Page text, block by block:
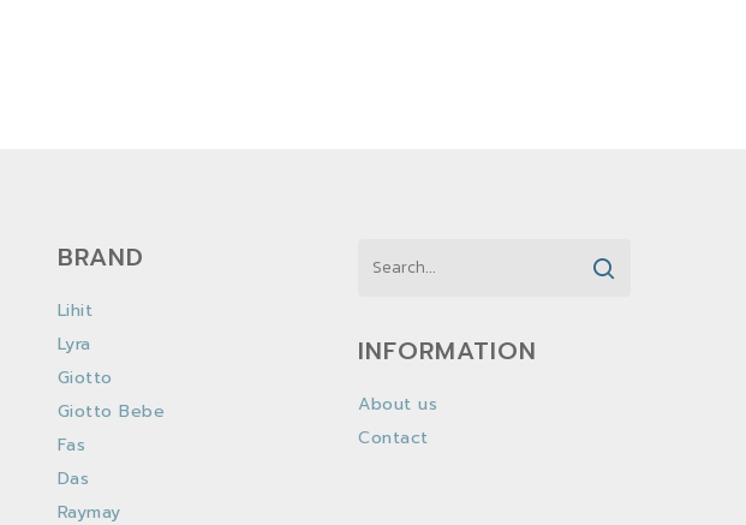
BRAND
Lihit
Lyra
Giotto
Giotto Bebe
Fas
Das
Raymay
INFORMATION
About us
Contact